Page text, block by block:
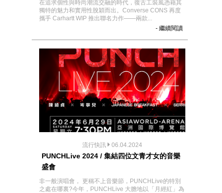
在追求個性與時尚潮流交融的時代，復古⼯裝風憑藉其
獨特的魅⼒和實⽤性脫穎⽽出。Converse CONS 再度
攜手 Carhartt WIP 推出聯名力作——兩款...
- 繼續閱讀
流行快訊 06.04.2024
PUNCHLive 2024 / 集結四位文青才女的音樂
盛會
非一般演唱會， 更稱不上音樂節，PUNCHLive的特別
之處在哪裏?今年，PUNCHLive 大膽地以「月經紅」為